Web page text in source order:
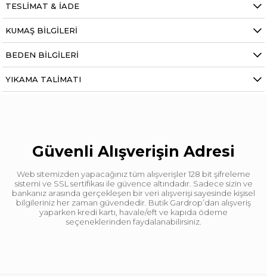
TESLIMAT & İADE
KUMAŞ BILGILERI
BEDEN BILGILERI
YIKAMA TALIMATI
Güvenli Alışverişin Adresi
Web sitemizden yapacağınız tüm alışverişler 128 bit şifreleme
sistemi ve SSL sertifikası ile güvence altındadır. Sadece sizin ve
bankanız arasında gerçekleşen bir veri alışverişi sayesinde kişisel
bilgileriniz her zaman güvendedir. Butik Gardrop’dan alışveriş
yaparken kredi kartı, havale/eft ve kapıda ödeme
seçeneklerinden faydalanabilirsiniz.